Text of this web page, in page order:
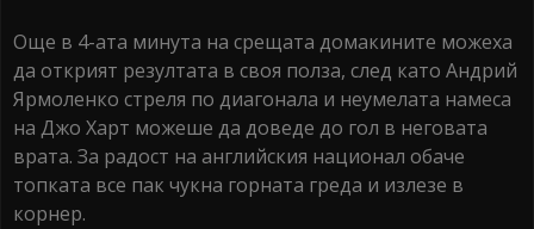
Още в 4-ата минута на срещата домакините можеха
да открият резултата в своя полза, след като Андрий
Ярмоленко стреля по диагонала и неумелата намеса
на Джо Харт можеше да доведе до гол в неговата
врата. За радост на английския национал обаче
топката все пак чукна горната греда и излезе в
корнер.